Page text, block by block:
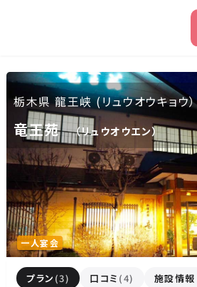
人気エリア
石和 伊香保
伊豆長岡 穴原
いわき湯本 越後湯沢
山中 あわら
北海道・東北
栃木県 龍王峡 (リュウオウキョウ）
竜王苑（リュウオウエン）
一人宴会
プラン (3) 口コミ (4) 施設情報